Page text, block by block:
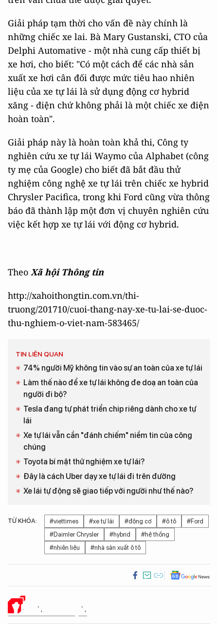
Giải pháp tạm thời cho vấn đề này chính là
những chiếc xe lai. Bà Mary Gustanski, CTO của
Delphi Automative - một nhà cung cấp thiết bị
xe hơi, cho biết: "Có một cách để các nhà sản
xuất xe hơi cân đối được mức tiêu hao nhiên
liệu của xe tự lái là sử dụng động cơ hybrid
xăng - điện chứ không phải là một chiếc xe điện
hoàn toàn".
Giải pháp này là hoàn toàn khả thi, Công ty
nghiên cứu xe tự lái Waymo của Alphabet (công
ty mẹ của Google) cho biết đã bắt đầu thử
nghiệm công nghệ xe tự lái trên chiếc xe hybrid
Chrysler Pacifica, trong khi Ford cũng vừa thông
báo đã thành lập một đơn vị chuyên nghiên cứu
việc kết hợp xe tự lái với động cơ hybrid.
Theo Xã hội Thông tin
http://xahoithongtin.com.vn/thi-
truong/201710/cuoi-thang-nay-xe-tu-lai-se-duoc-
thu-nghiem-o-viet-nam-583465/
TIN LIÊN QUAN
74% người Mỹ không tin vào sự an toàn của xe tự lái
Làm thế nào để xe tự lái không đe doạ an toàn của
người đi bộ?
Tesla đang tự phát triển chip riêng dành cho xe tự
lái
Xe tự lái vẫn cần "đánh chiếm" niềm tin của công
chúng
Toyota bí mật thử nghiệm xe tự lái?
Đây là cách Uber dạy xe tự lái đi trên đường
Xe lái tự động sẽ giao tiếp với người như thế nào?
TỪ KHÓA: #viettimes #xe tự lái #động cơ #ô tô
#Ford
#Daimler Chrysler
#hybrid
#hệ thống
#nhiên liệu
#nhà sản xuất ô tô
Ý KIẾN CỦA BẠN